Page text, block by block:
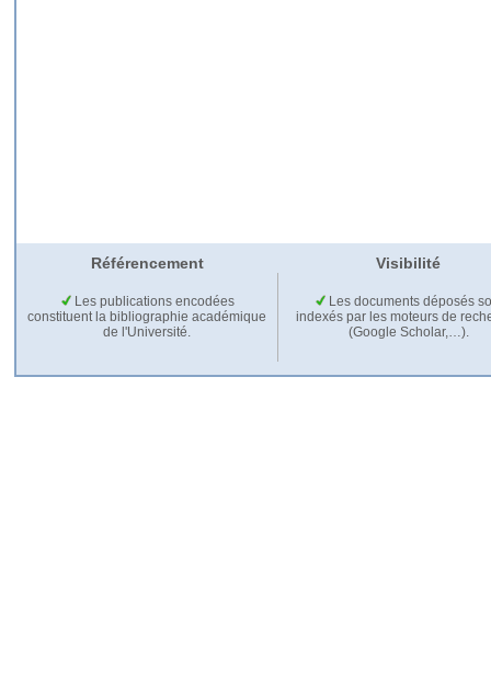
Référencement Visibilité
Les publications encodées
constituent la bibliographie académique
de l'Université.
Les documents déposés
indexés par les moteurs de
(Google Scholar,…).